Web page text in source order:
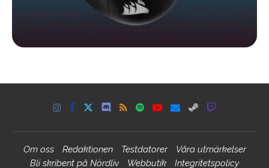
Om oss Redaktionen Testdatorer
Våra utmärkelser
Bli skribent på Nördliv
Webbutik Integritetspolicy